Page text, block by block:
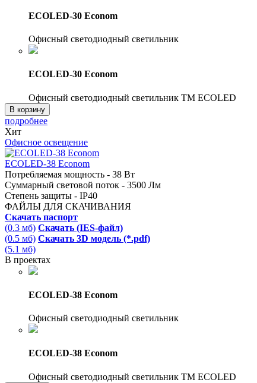
ECOLED-30 Econom
Офисный светодиодный светильник
ECOLED-30 Econom
Офисный светодиодный светильник TM ECOLED
В корзину
подробнее
Хит
Офисное освещение
ECOLED-38 Econom
Потребляемая мощность - 38 Вт
Суммарный световой поток - 3500 Лм
Степень защиты - IP40
ФАЙЛЫ ДЛЯ СКАЧИВАНИЯ
Скачать паспорт
(0.3 мб) Скачать (IES-файл)
(0.5 мб) Скачать 3D модель (*.pdf)
(5.1 мб)
В проектах
ECOLED-38 Econom
Офисный светодиодный светильник
ECOLED-38 Econom
Офисный светодиодный светильник TM ECOLED